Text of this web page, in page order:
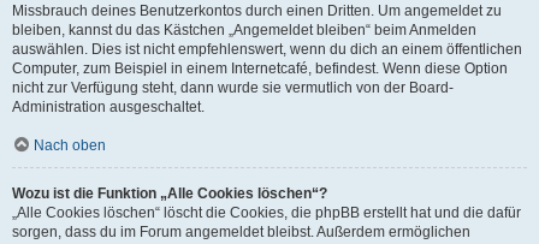
Missbrauch deines Benutzerkontos durch einen Dritten. Um angemeldet zu
bleiben, kannst du das Kästchen „Angemeldet bleiben“ beim Anmelden
auswählen. Dies ist nicht empfehlenswert, wenn du dich an einem öffentlichen
Computer, zum Beispiel in einem Internetcafé, befindest. Wenn diese Option
nicht zur Verfügung steht, dann wurde sie vermutlich von der Board-
Administration ausgeschaltet.
Nach oben
Wozu ist die Funktion „Alle Cookies löschen“?
„Alle Cookies löschen“ löscht die Cookies, die phpBB erstellt hat und die dafür
sorgen, dass du im Forum angemeldet bleibst. Außerdem ermöglichen